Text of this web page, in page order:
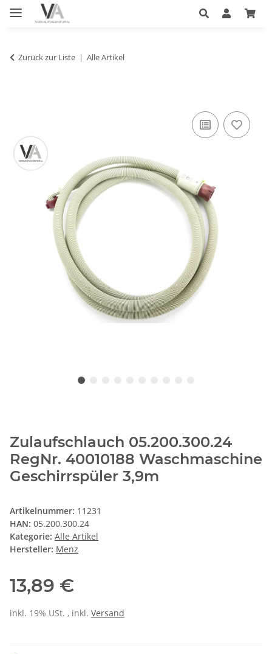
Zurück zur Liste Alle Artikel
Zulaufschlauch 05.200.300.24
RegNr. 40010188 Waschmaschine
Geschirrspüler 3,9m
Artikelnummer: 11231
HAN: 05.200.300.24
Kategorie: Alle Artikel
Hersteller: Menz
13,89 €
inkl. 19% USt. , inkl. Versand